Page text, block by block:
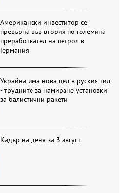
Американски инвеститор се
превърна във втория по големина
преработвател на петрол в
Германия
Украйна има нова цел в руския тил
- трудните за намиране установки
за балистични ракети
Кадър на деня за 3 август